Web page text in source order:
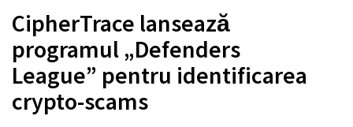
CipherTrace lansează
programul „Defenders
League” pentru identificarea
crypto-scams